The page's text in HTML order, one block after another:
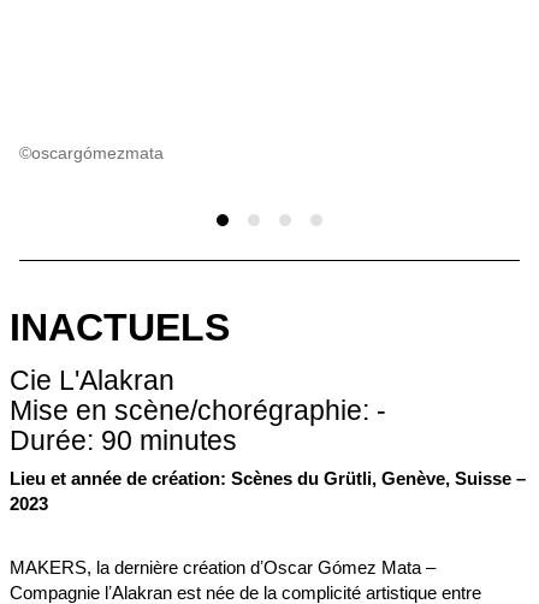
©oscargómezmata
INACTUELS
Cie L'Alakran
Mise en scène/chorégraphie: -
Durée: 90 minutes
Lieu et année de création: Scènes du Grütli, Genève, Suisse –
2023
MAKERS, la dernière création dʼOscar Gómez Mata –
Compagnie lʼAlakran est née de la complicité artistique entre